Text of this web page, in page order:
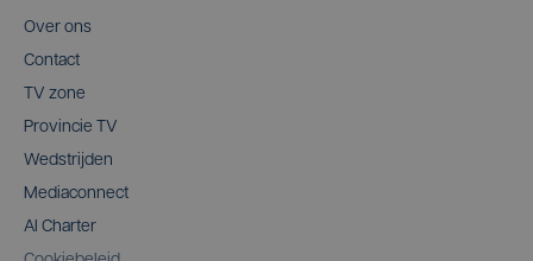
Over ons
Contact
TV zone
Provincie TV
Wedstrijden
Mediaconnect
AI Charter